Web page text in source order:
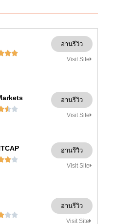

อ่านรีวิว
Visit Site

อ่านรีวิว
Visit Site

อ่านรีวิว
Visit Site

อ่านรีวิว
Visit Site